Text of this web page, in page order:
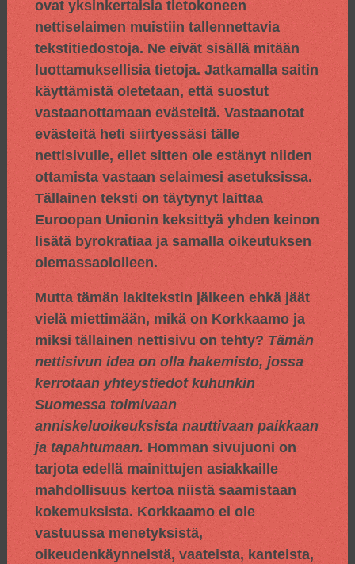
ovat yksinkertaisia tietokoneen
nettiselaimen muistiin tallennettavia
tekstitiedostoja. Ne eivät sisällä mitään
luottamuksellisia tietoja. Jatkamalla saitin
käyttämistä oletetaan, että suostut
vastaanottamaan evästeitä. Vastaanotat
evästeitä heti siirtyessäsi tälle
nettisivulle, ellet sitten ole estänyt niiden
ottamista vastaan selaimesi asetuksissa.
Tällainen teksti on täytynyt laittaa
Euroopan Unionin keksittyä yhden keinon
lisätä byrokratiaa ja samalla oikeutuksen
olemassaololleen.
Mutta tämän lakitekstin jälkeen ehkä jäät
vielä miettimään, mikä on Korkkaamo ja
miksi tällainen nettisivu on tehty? Tämän
nettisivun idea on olla hakemisto, jossa
kerrotaan yhteystiedot kuhunkin
Suomessa toimivaan
anniskeluoikeuksista nauttivaan paikkaan
ja tapahtumaan. Homman sivujuoni on
tarjota edellä mainittujen asiakkaille
mahdollisuus kertoa niistä saamistaan
kokemuksista. Korkkaamo ei ole
vastuussa menetyksistä,
oikeudenkäynneistä, vaateista, kanteista,